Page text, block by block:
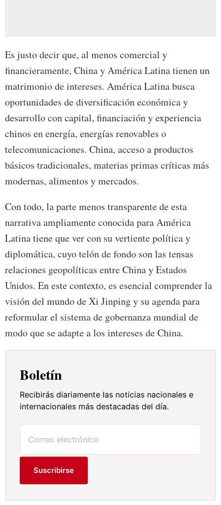
Es justo decir que, al menos comercial y
financieramente, China y América Latina tienen un
matrimonio de intereses. América Latina busca
oportunidades de diversificación económica y
desarrollo con capital, financiación y experiencia
chinos en energía, energías renovables o
telecomunicaciones. China, acceso a productos
básicos tradicionales, materias primas críticas más
modernas, alimentos y mercados.
Con todo, la parte menos transparente de esta
narrativa ampliamente conocida para América
Latina tiene que ver con su vertiente política y
diplomática, cuyo telón de fondo son las tensas
relaciones geopolíticas entre China y Estados
Unidos. En este contexto, es esencial comprender la
visión del mundo de Xi Jinping y su agenda para
reformular el sistema de gobernanza mundial de
modo que se adapte a los intereses de China.
Boletín
Recibirás diariamente las noticias nacionales e
internacionales más destacadas del día.
Suscribirse